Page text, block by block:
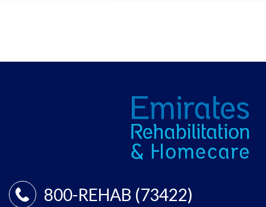
800-REHAB (73422)